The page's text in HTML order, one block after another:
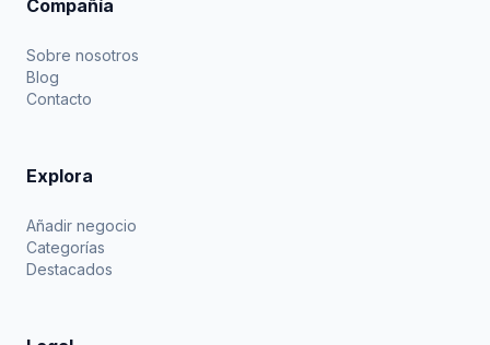
Compañía
Sobre nosotros
Blog
Contacto
Explora
Añadir negocio
Categorías
Destacados